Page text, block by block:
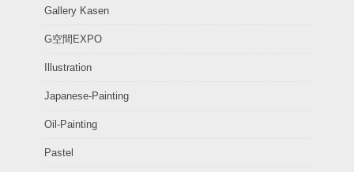
Gallery Kasen
G空間EXPO
Illustration
Japanese-Painting
Oil-Painting
Pastel